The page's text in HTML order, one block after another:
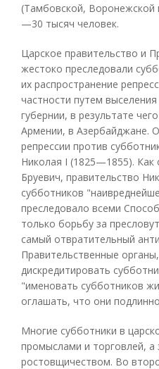
(Тамбовской, Воронежской
—30 тысяч человек.
Царское правительство и
жестоко преследовали
их распространение
частности путем выселения
губернии, в результате
Армении, в Азербайджане.
репрессии против
Николая I (1825—1855).
Бруевич, правительство
субботников
преследовало всеми
только борьбу за
самый отвратительный
Правительственные
дискредитировать
"именовать субботников
оглашать, что они
Многие субботники в
промыслами и торговлей,
ростовщичеством. Во